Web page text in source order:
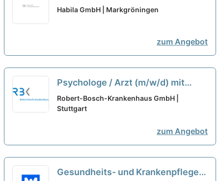
Funktion als Mentor (m/w/d) in der
Habila GmbH | Markgröningen
zum Angebot
Psychologe / Arzt (m/w/d) mit
abgeschlossener oder
fortgeschrittener
Robert-Bosch-Krankenhaus GmbH |
Stuttgart
zum Angebot
Gesundheits- und Krankenpfleger